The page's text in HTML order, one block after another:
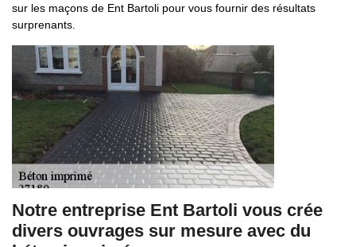
sur les maçons de Ent Bartoli pour vous fournir des résultats
surprenants.
Notre entreprise Ent Bartoli vous crée
divers ouvrages sur mesure avec du